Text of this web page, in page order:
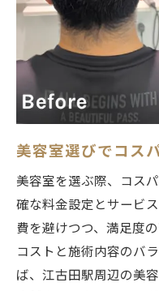
髪に優しいカラー
美容室で髪に
ヘアカラー専
美容室カラー
江古田駅周辺
口コミで評判
美容室選びで
忙しい人におすす
験
美容室カラー
江古田駅で忙
美容室選びでコス
美容室を選ぶ際、コス
確な料金設定とサービ
費を避けつつ、満足度
コストと施術内容のバ
ば、江古田駅周辺の美